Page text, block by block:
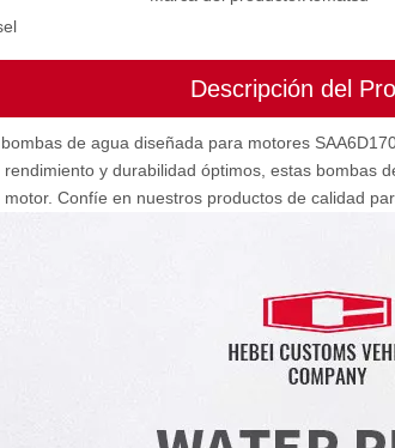
Descripción del
de agua diseñada para motores
y durabilidad óptimos, estas bombas
Confíe en nuestros productos de calidad